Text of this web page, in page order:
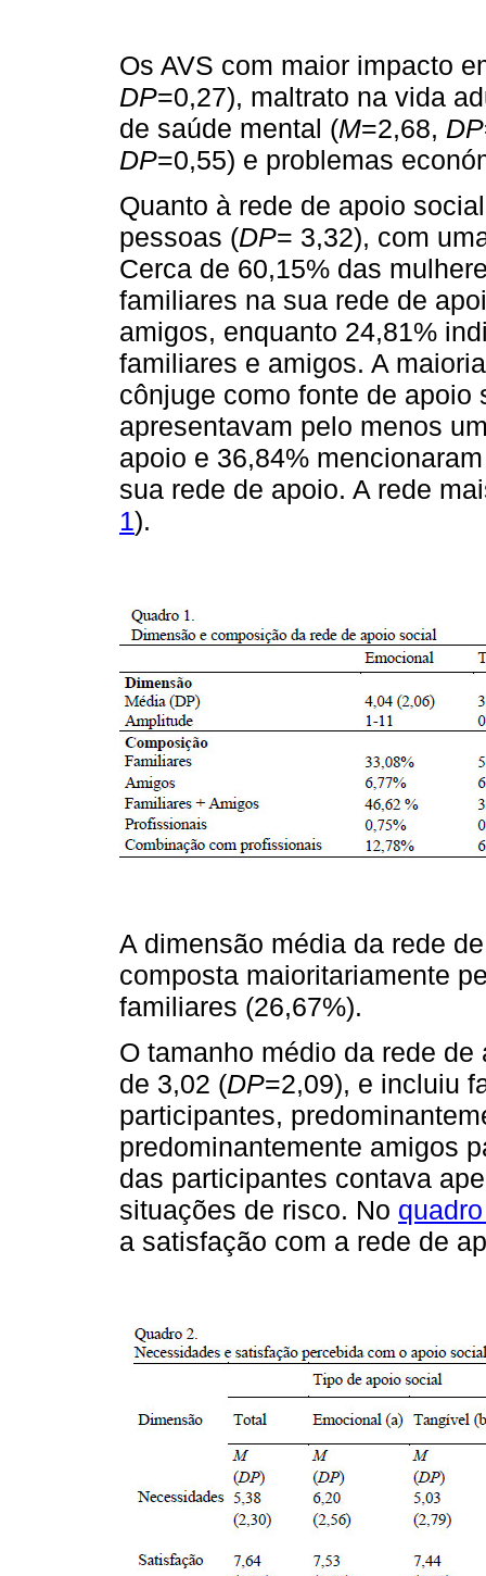
Os AVS com maior impacto
DP=0,27), maltrato na vida
de saúde mental (M=2,68, DP
DP=0,55) e problemas
Quanto à rede de apoio
pessoas (DP= 3,32), com
Cerca de 60,15% das
familiares na sua rede de
amigos, enquanto 24,81%
familiares e amigos. A
cônjuge como fonte de apoio
apresentavam pelo menos
apoio e 36,84%
sua rede de apoio. A rede
1).
A dimensão média da rede
composta maioritariamente
familiares (26,67%).
O tamanho médio da rede
de 3,02 (DP=2,09), e incluiu
participantes,
predominantemente amigos
das participantes contava
situações de risco. No
a satisfação com a rede de